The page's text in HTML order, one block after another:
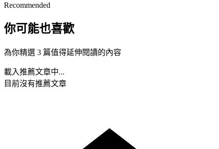
Recommended
你可能也喜歡
為你精選 3 篇值得延伸閱讀的內容
載入推薦文章中...
目前沒有推薦文章